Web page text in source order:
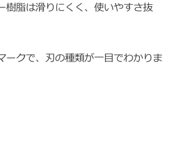
樹脂は滑りにくく、使いやすさ抜
ークで、刃の種類が一目でわかりま